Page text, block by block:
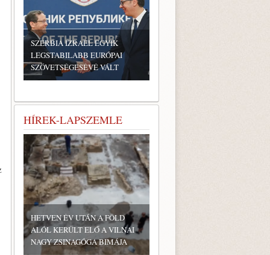
SZERBIA IZRAEL EGYIK
LEGSTABILABB EURÓPAI
SZÖVETSÉGESÉVÉ VÁLT
HÍREK-LAPSZEMLE
HETVEN ÉV UTÁN A FÖLD
ALÓL KERÜLT ELŐ A VILNAI
NAGY ZSINAGÓGA BIMÁJA